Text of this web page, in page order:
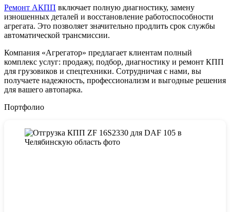
Ремонт АКПП включает полную диагностику, замену
изношенных деталей и восстановление работоспособности
агрегата. Это позволяет значительно продлить срок службы
автоматической трансмиссии.
Компания «Агрегатор» предлагает клиентам полный
комплекс услуг: продажу, подбор, диагностику и ремонт КПП
для грузовиков и спецтехники. Сотрудничая с нами, вы
получаете надежность, профессионализм и выгодные решения
для вашего автопарка.
Портфолио